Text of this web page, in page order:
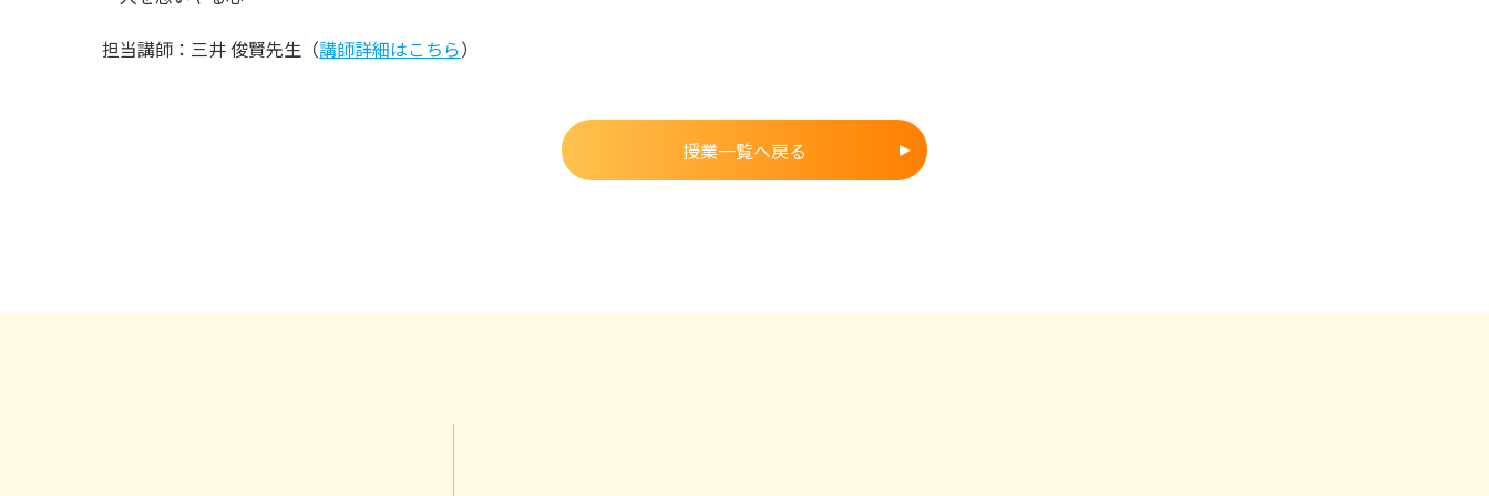
担当講師：三井 俊賢先生（講師詳細はこちら）
授業一覧へ戻る